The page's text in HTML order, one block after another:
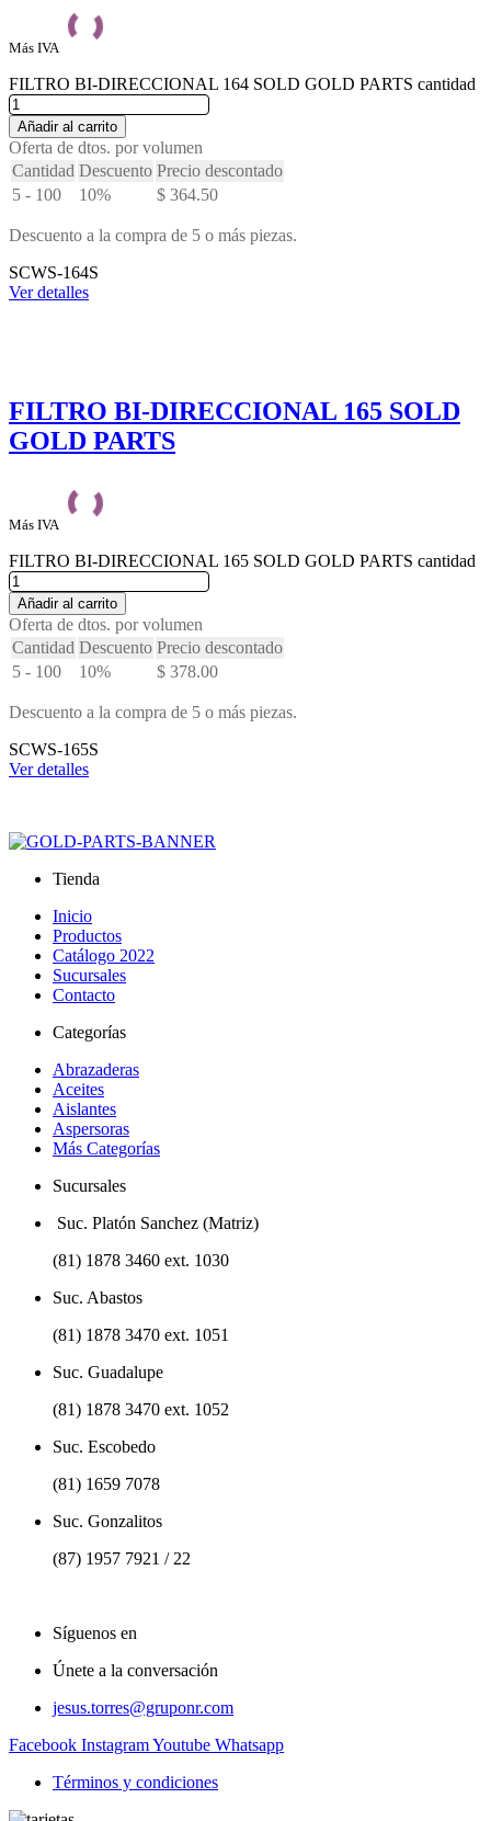
Más IVA
FILTRO BI-DIRECCIONAL 164 SOLD GOLD PARTS cantidad
Añadir al carrito
Oferta de dtos. por volumen
Cantidad Descuento Precio descontado
5 - 100
10% $ 364.50
Descuento a la compra de 5 o más piezas.
SCWS-164S
Ver detalles
FILTRO BI-DIRECCIONAL 165 SOLD
GOLD PARTS
Más IVA
FILTRO BI-DIRECCIONAL 165 SOLD GOLD PARTS cantidad
Añadir al carrito
Oferta de dtos. por volumen
Cantidad Descuento Precio descontado
5 - 100
10% $ 378.00
Descuento a la compra de 5 o más piezas.
SCWS-165S
Ver detalles
Tienda
Inicio
Productos
Catálogo 2022
Sucursales
Contacto
Categorías
Abrazaderas
Aceites
Aislantes
Aspersoras
Más Categorías
Sucursales
Suc. Platón Sanchez (Matriz)
(81) 1878 3460 ext. 1030
Suc. Abastos
(81) 1878 3470 ext. 1051
Suc. Guadalupe
(81) 1878 3470 ext. 1052
Suc. Escobedo
(81) 1659 7078
Suc. Gonzalitos
(87) 1957 7921 / 22
Síguenos en
Únete a la conversación
jesus.torres@gruponr.com
Facebook InstagramYoutube Whatsapp
Términos y condiciones